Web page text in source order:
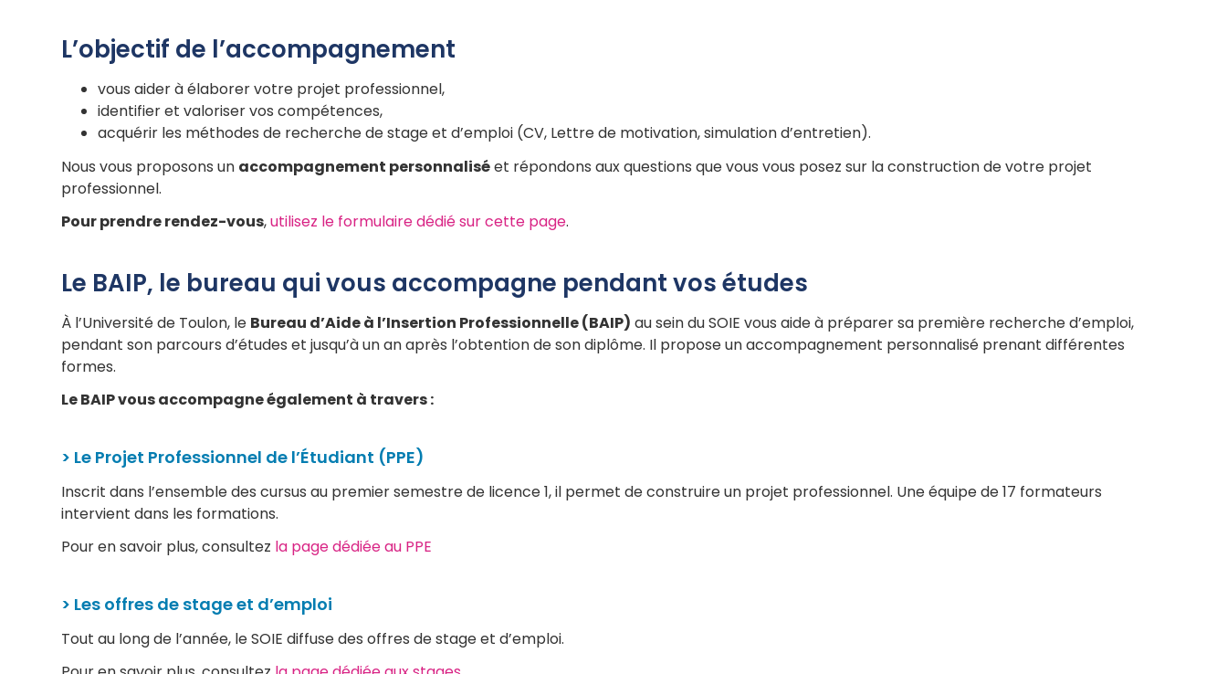
L’objectif de l’accompagnement
vous aider à élaborer votre projet professionnel,
identifier et valoriser vos compétences,
acquérir les méthodes de recherche de stage et d’emploi (CV, Lettre de motivation, simulation d’entretien).
Nous vous proposons un accompagnement personnaliséet répondons aux questions que vous vous posez sur la construction de votre projet
professionnel.
Pour prendre rendez-vous,utilisez le formulaire dédié sur cette page.
Le BAIP, le bureau qui vous accompagne pendant vos études
À l’Université de Toulon, le Bureau d’Aide à l’Insertion Professionnelle (BAIP) au sein du SOIE vous aide à préparer sa première recherche d’emploi,
pendant son parcours d’études et jusqu’à un an après l’obtention de son diplôme. Il propose un accompagnement personnalisé prenant différentes
formes.
Le BAIP vous accompagne également à travers :
> Le Projet Professionnel de l’Étudiant (PPE)
Inscrit dans l’ensemble des cursus au premier semestre de licence 1, il permet de construire un projet professionnel. Une équipe de 17 formateurs
intervient dans les formations.
Pour en savoir plus, consultez la page dédiée au PPE
> Les offres de stage et d’emploi
Tout au long de l’année, le SOIE diffuse des offres de stage et d’emploi.